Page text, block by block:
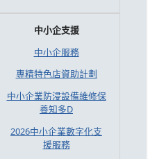
中小企支援
中小企服務
專精特色店資助計劃
中小企業防浸設備維修保
養知多D
2026中小企業數字化支
援服務